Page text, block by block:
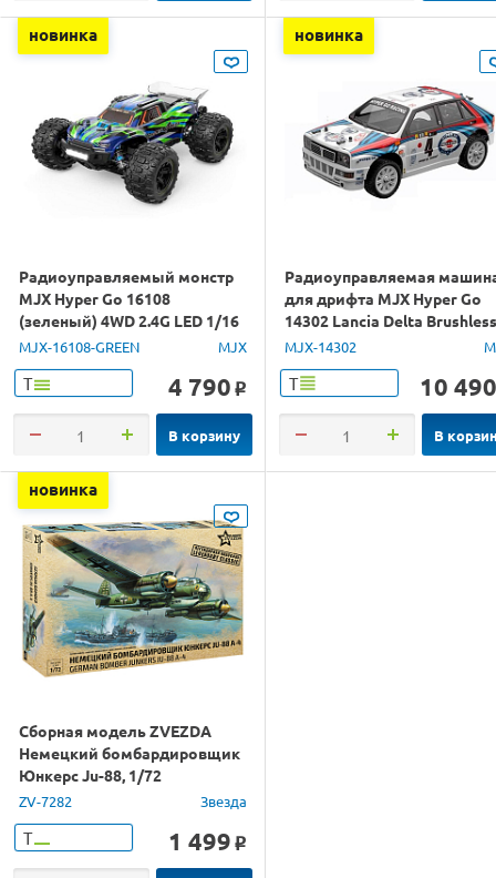
новинка
Радиоуправляемый монстр
MJX Hyper Go 16108
(зеленый) 4WD 2.4G LED 1/16
RTR
MJX-16108-GREEN MJX
Т 4 790 o
В корзину
новинка
Радиоуправляемая
для дрифта MJX Hyper Go
14302 Lancia Delta Brushless
4WD 2.4G LED 1/14 RTR
MJX-14302
Т 10 490
В
новинка
Сборная модель ZVEZDA
Немецкий бомбардировщик
Юнкерс Ju-88, 1/72
ZV-7282 Звезда
Т 1 499 o